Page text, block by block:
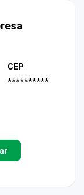
CEP
**********